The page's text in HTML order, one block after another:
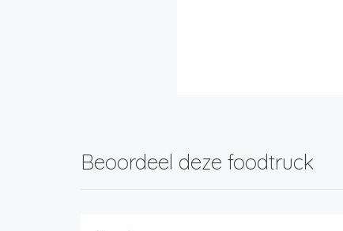
Beoordeel deze foodtruck